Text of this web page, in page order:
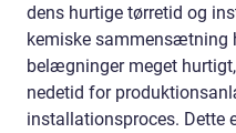
dens hurtige tørretid og
kemiske sammensætning
belægninger meget
nedetid for
installationsproces. Dette